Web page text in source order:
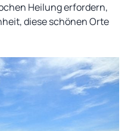
Heilung erfordern,
diese schönen Orte